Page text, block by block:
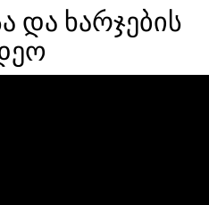
და ხარჯების